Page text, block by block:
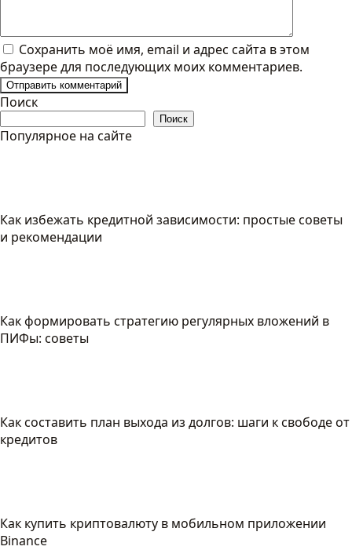
Сохранить моё имя, email и адрес сайта в этом
браузере для последующих моих комментариев.
Поиск
Поиск
Популярное на сайте
Как избежать кредитной зависимости: простые советы
и рекомендации
Как формировать стратегию регулярных вложений в
ПИФы: советы
Как составить план выхода из долгов: шаги к свободе от
кредитов
Как купить криптовалюту в мобильном приложении
Binance